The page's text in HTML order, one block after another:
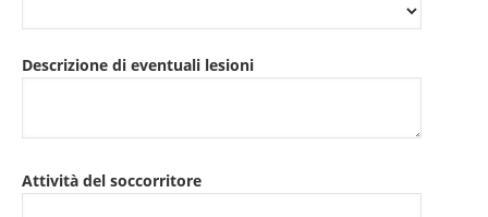
Descrizione di eventuali lesioni
Attività del soccorritore